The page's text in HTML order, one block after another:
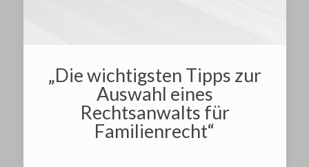
„Die wichtigsten Tipps zur
Auswahl eines
Rechtsanwalts für
Familienrecht“